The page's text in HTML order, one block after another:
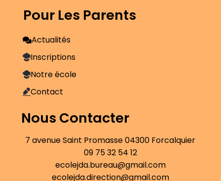
Pour Les Parents
Actualités
Inscriptions
Notre école
Contact
Nous Contacter
7 avenue Saint Promasse 04300 Forcalquier
09 75 32 54 12
ecolejda.bureau@gmail.com
ecolejda.direction@gmail.com